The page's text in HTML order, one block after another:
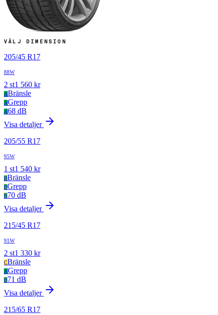
VÄLJ DIMENSION
205/45 R17
88W
2 st1 560 kr
ABränsle
AGrepp
A68 dB
Visa detaljer
205/55 R17
95W
1 st1 540 kr
BBränsle
BGrepp
B70 dB
Visa detaljer
215/45 R17
91W
2 st1 330 kr
CBränsle
AGrepp
B71 dB
Visa detaljer
215/65 R17